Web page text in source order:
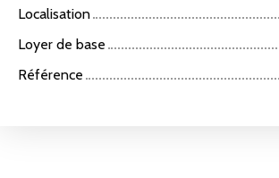
Localisation
Loyer de base
Référence